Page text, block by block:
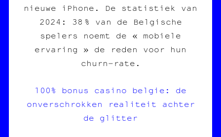
nieuwe iPhone. De statistiek van
2024: 38 % van de Belgische
spelers noemt de « mobiele
ervaring » de reden voor hun
churn‑rate.
100% bonus casino belgie: de
onverschrokken realiteit achter
de glitter